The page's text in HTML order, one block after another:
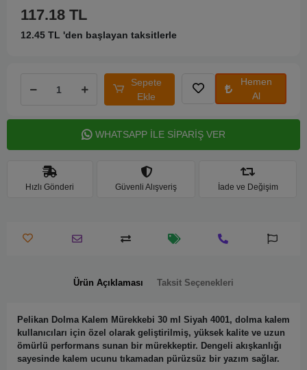
117.18 TL
12.45 TL 'den başlayan taksitlerle
Sepete
Ekle
Hemen
Al
WHATSAPP İLE SİPARİŞ VER
Hızlı Gönderi Güvenli Alışveriş İade ve Değişim
Ürün Açıklaması Taksit Seçenekleri
Pelikan Dolma Kalem Mürekkebi 30 ml Siyah 4001, dolma kalem
kullanıcıları için özel olarak geliştirilmiş, yüksek kalite ve uzun
ömürlü performans sunan bir mürekkeptir. Dengeli akışkanlığı
sayesinde kalem ucunu tıkamadan pürüzsüz bir yazım sağlar.